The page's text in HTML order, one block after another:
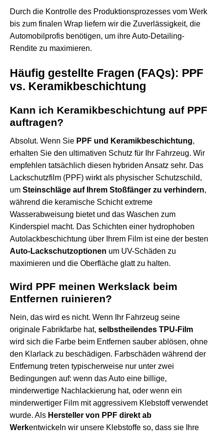
Durch die Kontrolle des Produktionsprozesses vom Werk
bis zum finalen Wrap liefern wir die Zuverlässigkeit, die
Automobilprofis benötigen, um ihre Auto-Detailing-
Rendite zu maximieren.
Häufig gestellte Fragen (FAQs): PPF
vs. Keramikbeschichtung
Kann ich Keramikbeschichtung auf PPF
auftragen?
Absolut. Wenn Sie PPF und Keramikbeschichtung,
erhalten Sie den ultimativen Schutz für Ihr Fahrzeug. Wir
empfehlen tatsächlich diesen hybriden Ansatz sehr. Das
Lackschutzfilm (PPF) wirkt als physischer Schutzschild,
um Steinschläge auf Ihrem Stoßfänger zu verhindern,
während die keramische Schicht extreme
Wasserabweisung bietet und das Waschen zum
Kinderspiel macht. Das Schichten einer hydrophoben
Autolackbeschichtung über Ihrem Film ist eine der besten
Auto-Lackschutzoptionen um UV-Schäden zu
maximieren und die Oberfläche glatt zu halten.
Wird PPF meinen Werkslack beim
Entfernen ruinieren?
Nein, das wird es nicht. Wenn Ihr Fahrzeug seine
originale Fabrikfarbe hat, selbstheilendes TPU-Film
wird sich die Farbe beim Entfernen sauber ablösen, ohne
den Klarlack zu beschädigen. Farbschäden während der
Entfernung treten typischerweise nur unter zwei
Bedingungen auf: wenn das Auto eine billige,
minderwertige Nachlackierung hat, oder wenn ein
minderwertiger Film mit aggressivem Klebstoff verwendet
wurde. Als Hersteller von PPF direkt ab
Werkentwickeln wir unsere Klebstoffe so, dass sie Ihre